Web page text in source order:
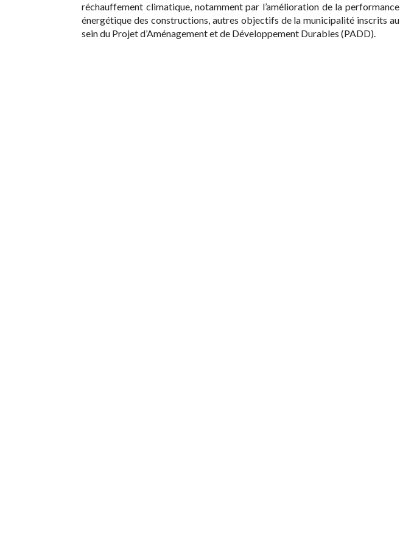
réchauffement climatique, notamment par l’amélioration de la performance
énergétique des constructions, autres objectifs de la municipalité inscrits au
sein du Projet d’Aménagement et de Développement Durables (PADD).